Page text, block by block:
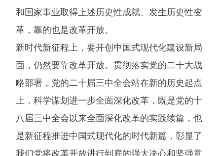
和国家事业取得上述历史性成就、发生历史性变
革，靠的也是改革开放。
新时代新征程上，要开创中国式现代化建设新局
面，仍然要靠改革开放。贯彻落实党的二十大战
略部署，党的二十届三中全会站在新的历史起点
上，科学谋划进一步全面深化改革，既是党的十
八届三中全会以来全面深化改革的实践续篇，也
是新征程推进中国式现代化的时代新篇，彰显了
我们党将改革开放进行到底的强大决心和坚强意